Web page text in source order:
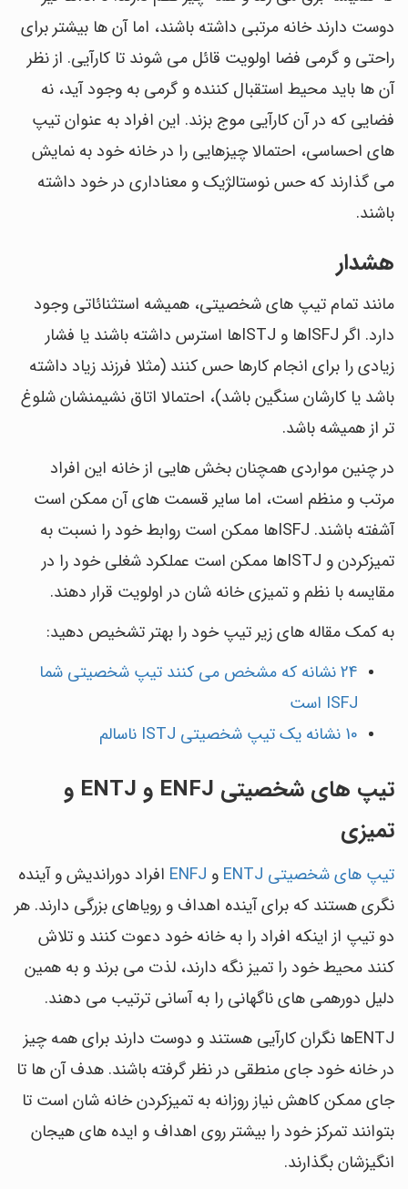
دوست دارند خانه مرتبی داشته باشند، اما آن ها بیشتر برای
راحتی و گرمی فضا اولویت قائل می شوند تا کارآیی. از نظر
آن ها باید محیط استقبال کننده و گرمی به وجود آید، نه
فضایی که در آن کارآیی موج بزند. این افراد به عنوان تیپ
های احساسی، احتمالا چیزهایی را در خانه خود به نمایش
می گذارند که حس نوستالژیک و معناداری در خود داشته
باشند.
هشدار
مانند تمام تیپ های شخصیتی، همیشه استثنائاتی وجود
دارد. اگر ISFJها و ISTJها استرس داشته باشند یا فشار
زیادی را برای انجام کارها حس کنند (مثلا فرزند زیاد داشته
باشد یا کارشان سنگین باشد)، احتمالا اتاق نشیمنشان شلوغ
تر از همیشه باشد.
در چنین مواردی همچنان بخش هایی از خانه این افراد
مرتب و منظم است، اما سایر قسمت های آن ممکن است
آشفته باشند. ISFJها ممکن است روابط خود را نسبت به
تمیزکردن و ISTJها ممکن است عملکرد شغلی خود را در
مقایسه با نظم و تمیزی خانه شان در اولویت قرار دهند.
به کمک مقاله های زیر تیپ خود را بهتر تشخیص دهید:
24 نشانه که مشخص می کنند تیپ شخصیتی شما
ISFJ است
10 نشانه یک تیپ شخصیتی ISTJ ناسالم
تیپ های شخصیتی ENFJ و ENTJ و
تمیزی
تیپ های شخصیتی ENTJ و ENFJ افراد دوراندیش و آینده
نگری هستند که برای آینده اهداف و رویاهای بزرگی دارند. هر
دو تیپ از اینکه افراد را به خانه خود دعوت کنند و تلاش
کنند محیط خود را تمیز نگه دارند، لذت می برند و به همین
دلیل دورهمی های ناگهانی را به آسانی ترتیب می دهند.
ENTJها نگران کارآیی هستند و دوست دارند برای همه چیز
در خانه خود جای منطقی در نظر گرفته باشند. هدف آن ها تا
جای ممکن کاهش نیاز روزانه به تمیزکردن خانه شان است تا
بتوانند تمرکز خود را بیشتر روی اهداف و ایده های هیجان
انگیزشان بگذارند.